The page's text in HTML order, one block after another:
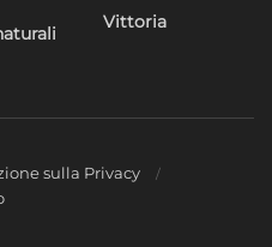
Vittoria
sulla Privacy